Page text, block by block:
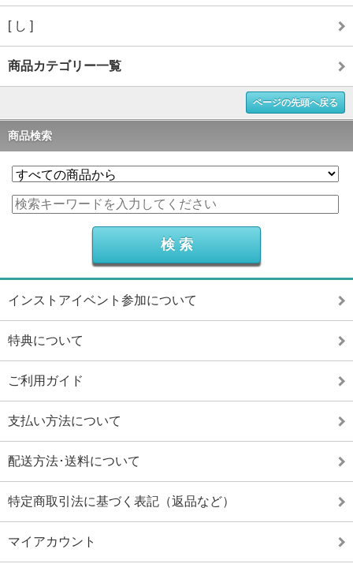
[ し ]
商品カテゴリー一覧
ページの先頭へ戻る
商品検索
インストアイベント参加について
特典について
ご利用ガイド
支払い方法について
配送方法･送料について
特定商取引法に基づく表記（返品など）
マイアカウント